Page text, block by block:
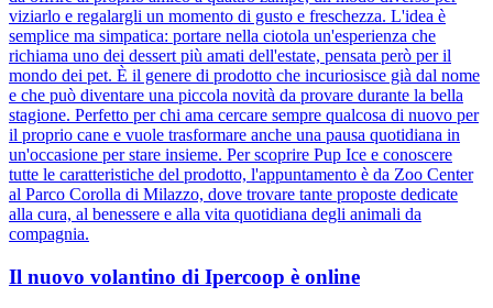
viziarlo e regalargli un momento di gusto e freschezza. L'idea è
semplice ma simpatica: portare nella ciotola un'esperienza che
richiama uno dei dessert più amati dell'estate, pensata però per il
mondo dei pet. È il genere di prodotto che incuriosisce già dal nome
e che può diventare una piccola novità da provare durante la bella
stagione. Perfetto per chi ama cercare sempre qualcosa di nuovo per
il proprio cane e vuole trasformare anche una pausa quotidiana in
un'occasione per stare insieme. Per scoprire Pup Ice e conoscere
tutte le caratteristiche del prodotto, l'appuntamento è da Zoo Center
al Parco Corolla di Milazzo, dove trovare tante proposte dedicate
alla cura, al benessere e alla vita quotidiana degli animali da
compagnia.
Il nuovo volantino di Ipercoop è online